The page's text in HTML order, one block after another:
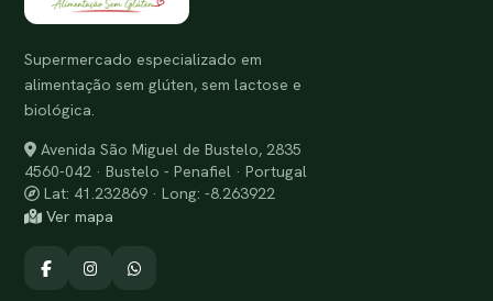
Supermercado especializado em
alimentação sem glúten, sem lactose e
biológica.
Avenida São Miguel de Bustelo, 2835
4560-042 · Bustelo - Penafiel · Portugal
Lat: 41.232869 · Long: -8.263922
Ver mapa